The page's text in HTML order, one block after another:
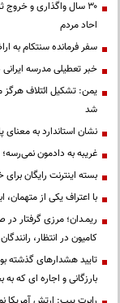
۳۰ سال واگذاری و
احاد مردم
سفر فرمانده سنتکام به
خبر تعطیلی مدرسه
یمن: تشکیل ائتلاف هرگز
شد
نشان استاندارد به
غریبه به دادمون نمی‌رسه؛
بسته اینترنت رایگان
با اعتراف یکی از
کامیون در انتظار،
تایید هشدارهای گذشته
بارزگانی و اجاره ای که